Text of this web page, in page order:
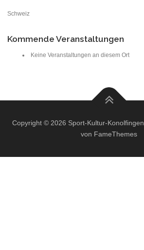
Schweiz
Kommende Veranstaltungen
Keine Veranstaltungen an diesem Ort
Copyright © 2026 Sport-Kultur-Konolfingen
von FameThemes